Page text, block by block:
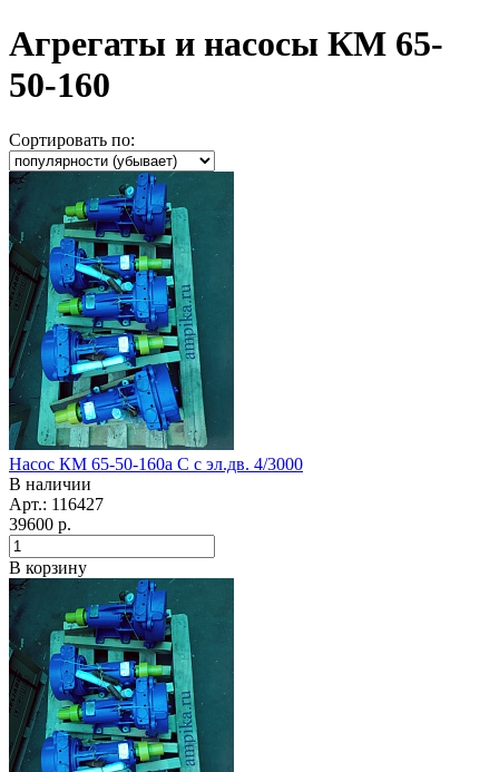
Агрегаты и насосы КМ 65-
50-160
Сортировать по:
Насос КМ 65-50-160а С с эл.дв. 4/3000
В наличии
Арт.: 116427
39600 р.
В корзину